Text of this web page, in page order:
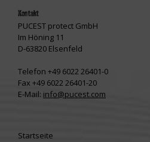
Kontakt
PUCEST protect GmbH
Im Höning 11
D-63820 Elsenfeld
Telefon +49 6022 26401-0
Fax +49 6022 26401-20
E-Mail: info@pucest.com
Startseite